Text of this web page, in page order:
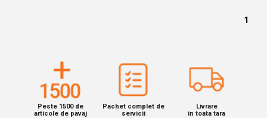
1
Peste 1500 de
articole de pavaj
Pachet complet de
servicii
Livrare
in toata tara